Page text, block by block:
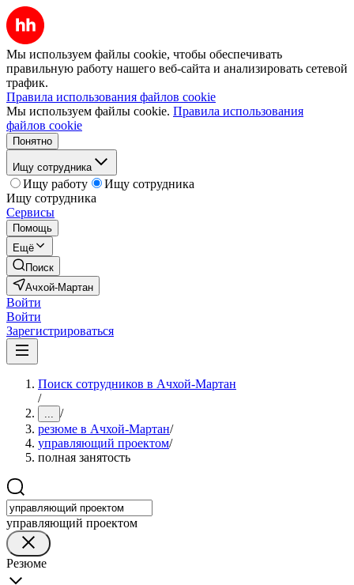
Мы используем файлы cookie, чтобы обеспечивать
правильную работу нашего веб-сайта и анализировать сетевой
трафик.
Правила использования файлов cookie
Мы используем файлы cookie. Правила использования
файлов cookie
Понятно
Ищу сотрудника
Ищу работу
Ищу сотрудника
Ищу сотрудника
Сервисы
Помощь
Ещё
Поиск
Ачхой-Мартан
Войти
Войти
Зарегистрироваться
Поиск сотрудников в Ачхой-Мартан
/
... /
резюме в Ачхой-Мартан/
управляющий проектом/
полная занятость
управляющий проектом
Резюме